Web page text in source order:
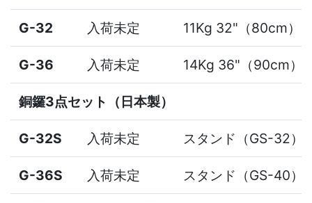
G-32 入荷未定 11Kg 32"（80cm）
G-36 入荷未定 14Kg 36"（90cm）
銅鑼3点セット（日本製）
G-32S 入荷未定 スタンド（GS-32）
G-36S 入荷未定 スタンド（GS-40）